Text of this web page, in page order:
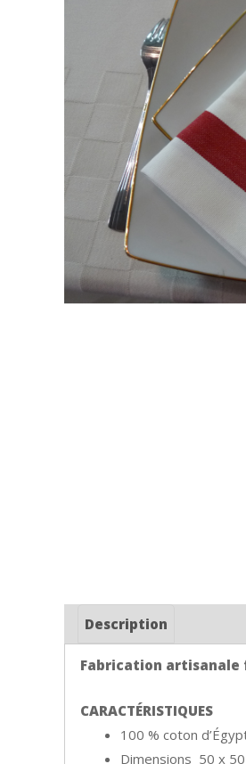
Description
Fabrication artisanale
CARACTÉRISTIQUES
100 % coton
Dimensions 50 x